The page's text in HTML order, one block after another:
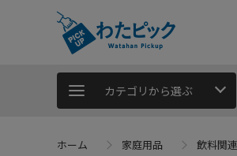
カテゴリから選ぶ
ホーム 家庭用品 飲料関連